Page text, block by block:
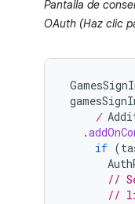
Pantalla de
OAuth (Haz clic
     /
.
if (
//
//